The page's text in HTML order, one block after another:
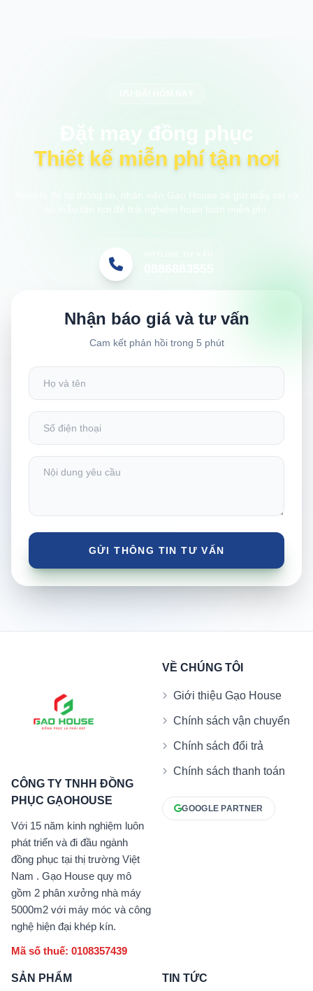
Đặt may đồng phục
Thiết kế miễn phí tận nơi
Nhận báo giá và tư vấn
Cam kết phản hồi trong 5 phút
CÔNG TY TNHH ĐỒNG
PHỤC GẠOHOUSE
Với 15 năm kinh nghiệm luôn
phát triển và đi đầu ngành
đồng phục tại thị trường Việt
Nam . Gạo House quy mô
gồm 2 phân xưởng nhà máy
5000m2 với máy móc và công
nghệ hiện đại khép kín.
Mã số thuế: 0108357439
VỀ CHÚNG TÔI
Giới thiệu Gạo House
Chính sách vận chuyển
Chính sách đổi trả
Chính sách thanh toán
GOOGLE PARTNER
SẢN PHẨM TIN TỨC